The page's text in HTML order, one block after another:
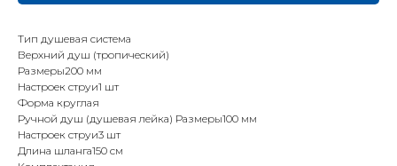
Тип душевая система
Верхний душ (тропический)
Размеры200 мм
Настроек струи1 шт
Форма круглая
Ручной душ (душевая лейка) Размеры100 мм
Настроек струи3 шт
Длина шланга150 см